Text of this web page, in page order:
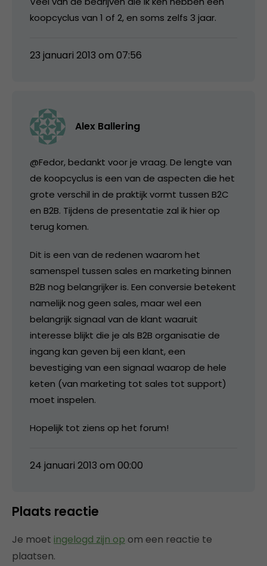
koopcyclus van 1 of 2, en soms zelfs 3 jaar.
23 januari 2013 om 07:56
Alex Ballering
@Fedor, bedankt voor je vraag. De lengte van
de koopcyclus is een van de aspecten die het
grote verschil in de praktijk vormt tussen B2C
en B2B. Tijdens de presentatie zal ik hier op
terug komen.
Dit is een van de redenen waarom het
samenspel tussen sales en marketing binnen
B2B nog belangrijker is. Een conversie betekent
namelijk nog geen sales, maar wel een
belangrijk signaal van de klant waaruit
interesse blijkt die je als B2B organisatie de
ingang kan geven bij een klant, een
bevestiging van een signaal waarop de hele
keten (van marketing tot sales tot support)
moet inspelen.
Hopelijk tot ziens op het forum!
24 januari 2013 om 00:00
Plaats reactie
Je moet ingelogd zijn op om een reactie te
plaatsen.